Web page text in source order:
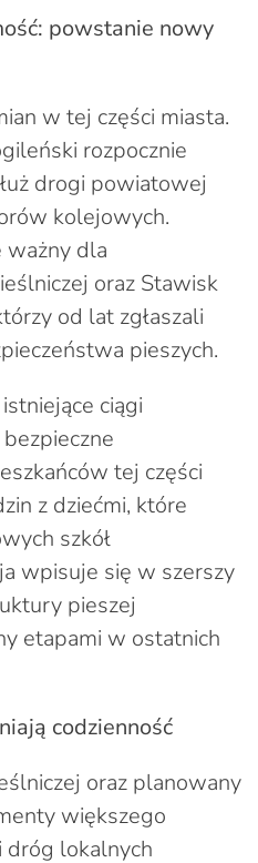
powstanie nowy
w tej części miasta.
rozpocznie
drogi powiatowej
kolejowych.
ważny dla
oraz Stawisk
od lat zgłaszali
pieszych.
ciągi
tej części
z dziećmi, które
szkół
wpisuje się w szerszy
pieszej
etapami w ostatnich
codzienność
oraz planowany
większego
dróg lokalnych